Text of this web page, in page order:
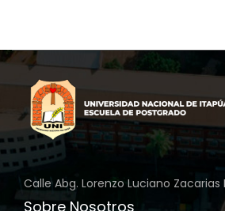
Calle Abg. Lorenzo Luciano Zacarias
Sobre Nosotros